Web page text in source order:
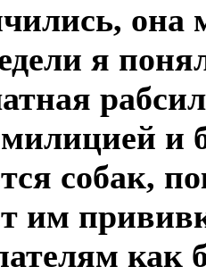
она
я
и
собак,
им
как